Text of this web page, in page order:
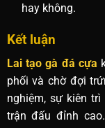
hay không.
Kết luận
Lai tạo gà đá cựa
phối và chờ đợi
nghiệm, sự kiên
trận đấu đỉnh